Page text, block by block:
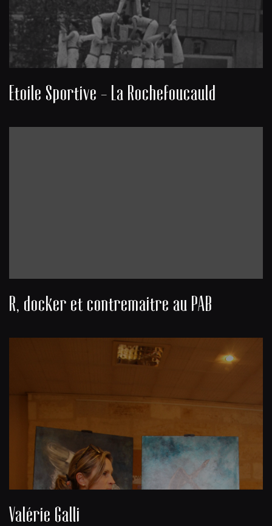
Etoile Sportive - La Rochefoucauld
R, docker et contremaitre au PAB
Valérie Galli